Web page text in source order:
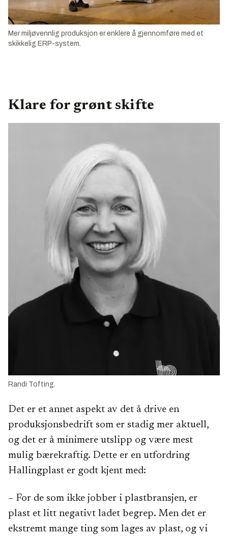
Mer miljøvennlig produksjon er enklere å gjennomføre med et
skikkelig ERP-system.
Klare for grønt skifte
Randi Tofting.
Det er et annet aspekt av det å drive en
produksjonsbedrift som er stadig mer aktuell,
og det er å minimere utslipp og være mest
mulig bærekraftig. Dette er en utfordring
Hallingplast er godt kjent med:
– For de som ikke jobber i plastbransjen, er
plast et litt negativt ladet begrep. Men det er
ekstremt mange ting som lages av plast, og vi